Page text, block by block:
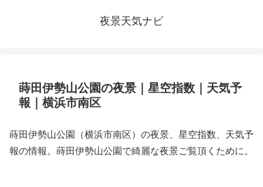
夜景天気ナビ
蒔田伊勢山公園の夜景｜星空指数｜天気予
報｜横浜市南区
蒔田伊勢山公園（横浜市南区）の夜景、星空指数、天気予
報の情報。蒔田伊勢山公園で綺麗な夜景ご覧頂くために。